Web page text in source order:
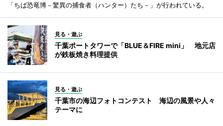
「ちば恐竜博－驚異の捕食者（ハンター）たち－」が行われている。
見る・遊ぶ
千葉ポートタワーで「BLUE＆FIRE mini」 地元店
が鉄板焼き料理提供
見る・遊ぶ
千葉市の海辺フォトコンテスト 海辺の風景や人々
テーマに